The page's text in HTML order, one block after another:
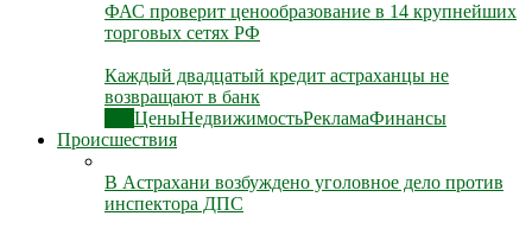
ФАС проверит ценообразование в 14 крупнейших
торговых сетях РФ
Каждый двадцатый кредит астраханцы не
возвращают в банк
ЦеныНедвижимостьРекламаФинансы
Происшествия
В Астрахани возбуждено уголовное дело против
инспектора ДПС